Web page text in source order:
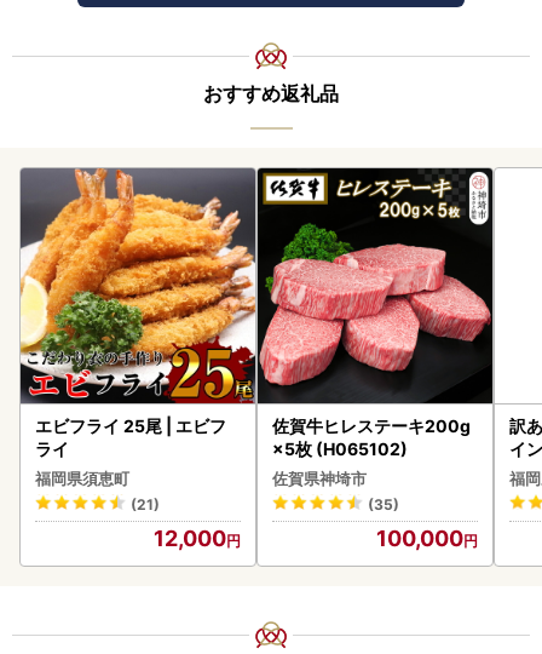
おすすめ返礼品
エビフライ 25尾 | エビフ
ライ
福岡県須恵町
(21)
12,000
佐賀牛ヒレステーキ200g
×5枚 (H065102)
佐賀県神埼市
(35)
100,000
訳
イ
福